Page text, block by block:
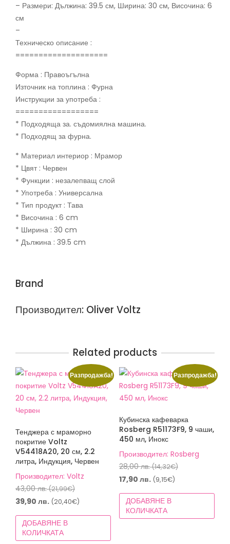
– Размери: Дължина: 39.5 см, Ширина: 30 см, Височина: 6
см
–
Техническо описание :
====================
Форма : Правоъгълна
Източник на топлина : Фурна
Инструкции за употреба :
==================
* Подходяща за. съдомиялна машина.
* Подходящ за фурна.
* Материал интериор : Мрамор
* Цвят : Червен
* Функции : незалепващ слой
* Употреба : Универсална
* Тип продукт : Тава
* Височина : 6 cm
* Ширина : 30 cm
* Дължина : 39.5 cm
Brand
Производител: Oliver Voltz
Related products
Разпродажба!
Тенджера с мраморно
покритие Voltz
V54418A20, 20 см, 2.2
литра, Индукция, Червен
Производител: Voltz
43,00лв.(21,99€)Original
price
was:
39,90 лв. (20,40€)
цена
39,90 лв.
ДОБАВЯНЕ В
КОЛИЧКАТА
Разпродажба!
Кубинска кафеварка
Rosberg R51173F9, 9 чаши,
450 мл, Инокс
Производител: Rosberg
28,00лв.(14,32€)Original
was:
17,90 лв.(9,15€)Текущата
цена
17,90 лв.
ДОБАВЯНЕ В
КОЛИЧКАТА